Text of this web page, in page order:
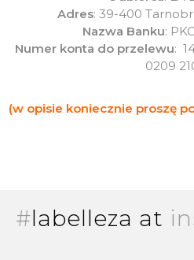
Adres: 39-400
Nazwa Banku:
Numer konta do przelewu:
0209
(w opisie koniecznie proszę
#labelleza at